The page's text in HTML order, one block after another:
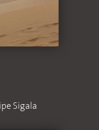
Sigala